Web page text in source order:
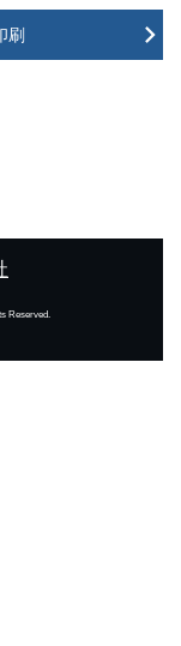
刷
Reserved.